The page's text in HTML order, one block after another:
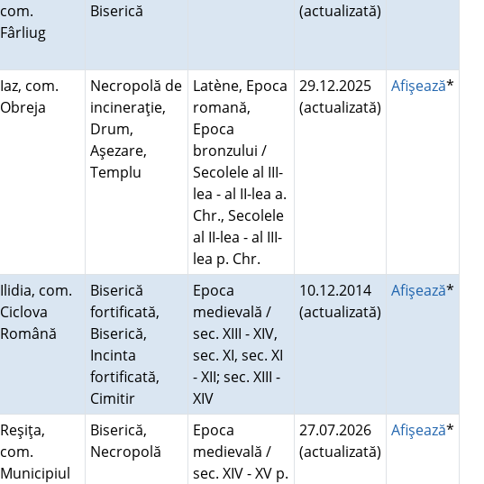
com.
Fârliug
Biserică
(actualizată)
Iaz, com.
Obreja
Necropolă de
incineraţie,
Drum,
Aşezare,
Templu
Latène, Epoca
romană,
Epoca
bronzului /
Secolele al III-
lea - al II-lea a.
Chr., Secolele
al II-lea - al III-
lea p. Chr.
29.12.2025
(actualizată)
Afişează*
Ilidia, com.
Ciclova
Română
Biserică
fortificată,
Biserică,
Incinta
fortificată,
Cimitir
Epoca
medievală /
sec. XIII - XIV,
sec. XI, sec. XI
- XII; sec. XIII -
XIV
10.12.2014
(actualizată)
Afişează*
Reşiţa,
com.
Municipiul
Biserică,
Necropolă
Epoca
medievală /
sec. XIV - XV p.
27.07.2026
(actualizată)
Afişează*